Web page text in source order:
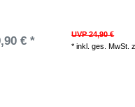
€ * UVP 24,90 €
*inkl. ges. MwSt.